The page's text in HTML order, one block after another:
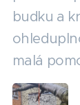
budku a
malá